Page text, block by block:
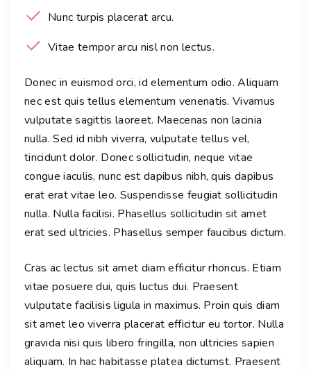
Nunc turpis placerat arcu.
Vitae tempor arcu nisl non lectus.
Donec in euismod orci, id elementum odio. Aliquam
nec est quis tellus elementum venenatis. Vivamus
vulputate sagittis laoreet. Maecenas non lacinia
nulla. Sed id nibh viverra, vulputate tellus vel,
tincidunt dolor. Donec sollicitudin, neque vitae
congue iaculis, nunc est dapibus nibh, quis dapibus
erat erat vitae leo. Suspendisse feugiat sollicitudin
nulla. Nulla facilisi. Phasellus sollicitudin sit amet
erat sed ultricies. Phasellus semper faucibus dictum.
Cras ac lectus sit amet diam efficitur rhoncus. Etiam
vitae posuere dui, quis luctus dui. Praesent
vulputate facilisis ligula in maximus. Proin quis diam
sit amet leo viverra placerat efficitur eu tortor. Nulla
gravida nisi quis libero fringilla, non ultricies sapien
aliquam. In hac habitasse platea dictumst. Praesent